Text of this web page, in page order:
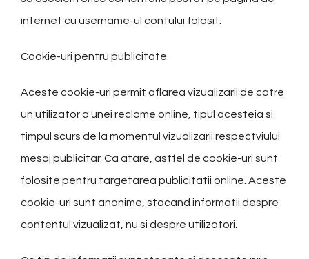
internet cu username-ul contului folosit.
Cookie-uri pentru publicitate
Aceste cookie-uri permit aflarea vizualizarii de catre
un utilizator a unei reclame online, tipul acesteia si
timpul scurs de la momentul vizualizarii respectviului
mesaj publicitar. Ca atare, astfel de cookie-uri sunt
folosite pentru targetarea publicitatii online. Aceste
cookie-uri sunt anonime, stocand informatii despre
contentul vizualizat, nu si despre utilizatori.